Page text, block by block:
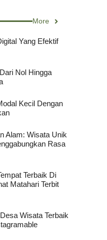
More
Yang Efektif
Nol Hingga
Kecil Dengan
Alam: Wisata Unik
Rasa
Terbaik Di
Matahari Terbit
Wisata Terbaik